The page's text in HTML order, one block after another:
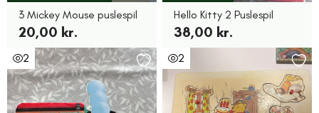
3 Mickey Mouse puslespil
20,00 kr.
Hello Kitty 2 Puslespil
38,00 kr.
2 2